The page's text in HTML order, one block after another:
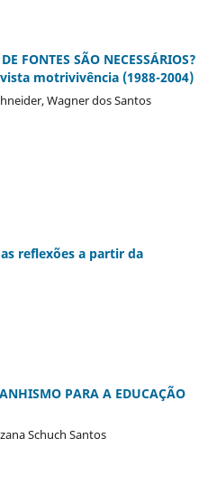
FONTES SÃO NECESSÁRIOS?
motrivivência (1988-2004)
Wagner dos Santos
reflexões a partir da
PARA A EDUCAÇÃO
Schuch Santos